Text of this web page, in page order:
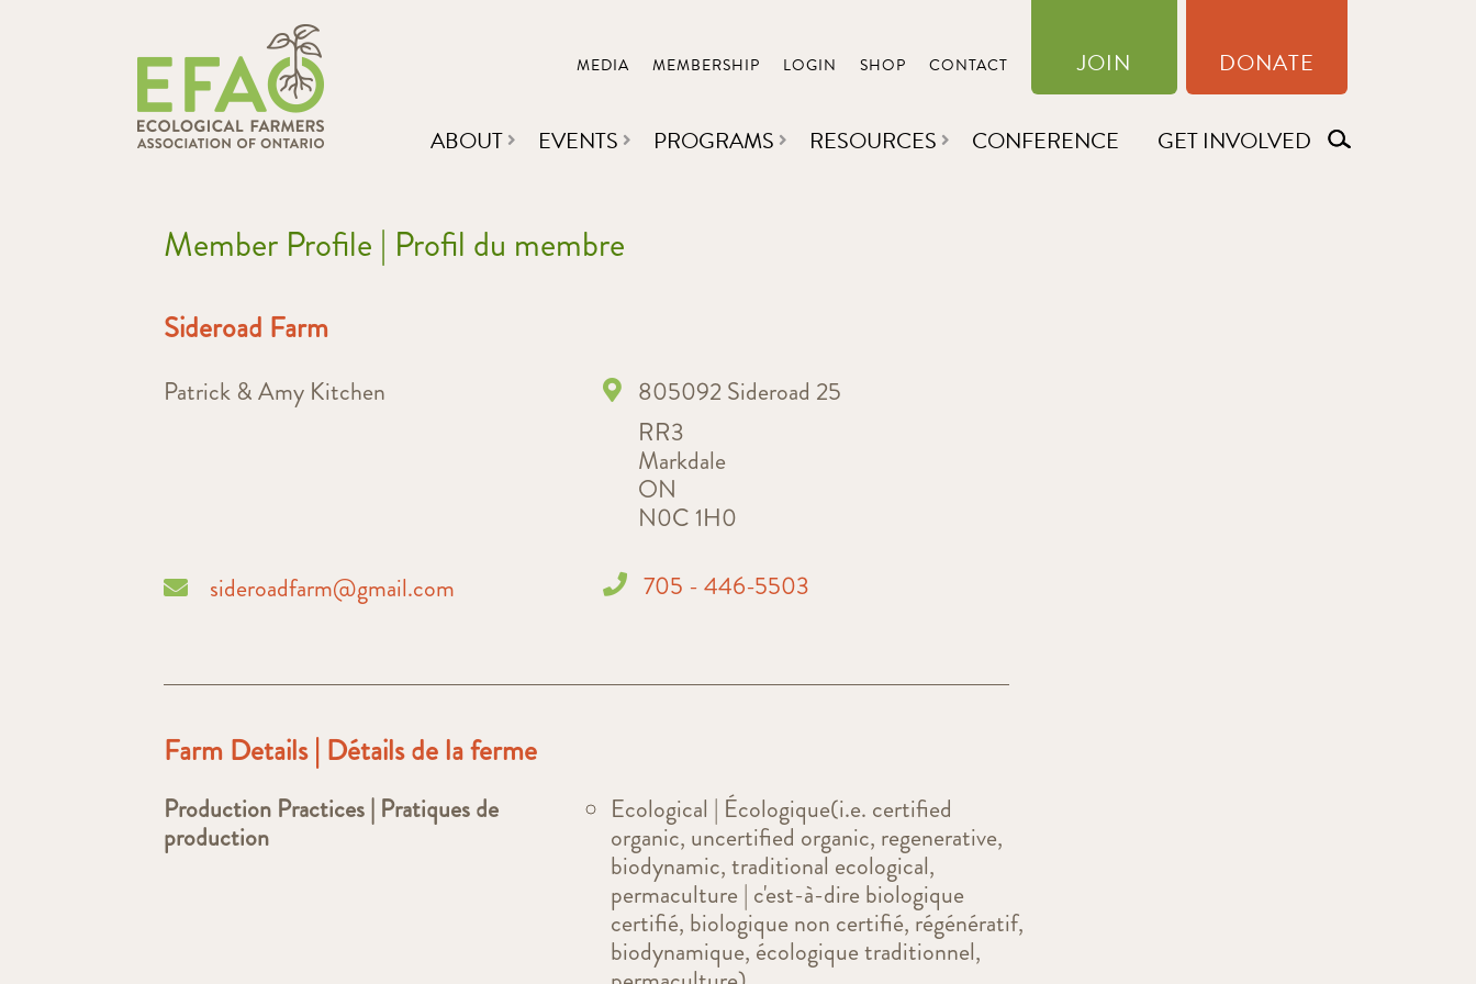
MEDIA MEMBERSHIP LOGIN SHOP CONTACT JOIN DONATE
ABOUT EVENTS PROGRAMS RESOURCES CONFERENCE GET INVOLVED
Member Profile | Profil du membre
Sideroad Farm
Patrick & Amy Kitchen
805092 Sideroad 25
RR3
Markdale
ON
N0C 1H0
sideroadfarm@gmail.com 705 - 446-5503
Farm Details | Détails de la ferme
Production Practices | Pratiques de
production
Ecological | Écologique(i.e. certified
organic, uncertified organic, regenerative,
biodynamic, traditional ecological,
permaculture | c'est-à-dire biologique
certifié, biologique non certifié, régénératif,
biodynamique, écologique traditionnel,